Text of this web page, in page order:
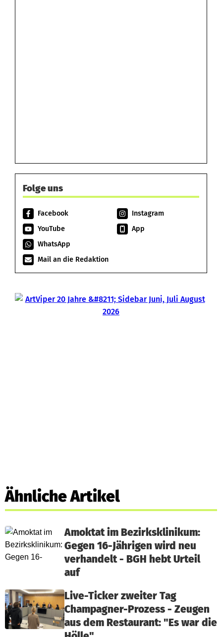
Folge uns
Facebook
Instagram
YouTube
App
WhatsApp
Mail an die Redaktion
Ähnliche Artikel
Amoktat im Bezirksklinikum:
Gegen 16-Jährigen wird neu
verhandelt - BGH hebt Urteil
auf
Live-Ticker zweiter Tag
Champagner-Prozess - Zeugen
aus dem Restaurant: "Es war die